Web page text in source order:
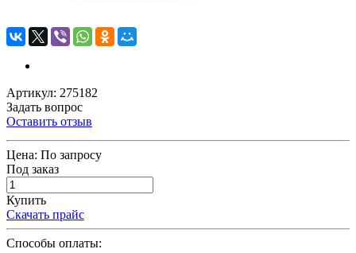
Артикул: 275182
Задать вопрос
Оставить отзыв
Цена: По запросу
Под заказ
Купить
Скачать прайс
Способы оплаты: